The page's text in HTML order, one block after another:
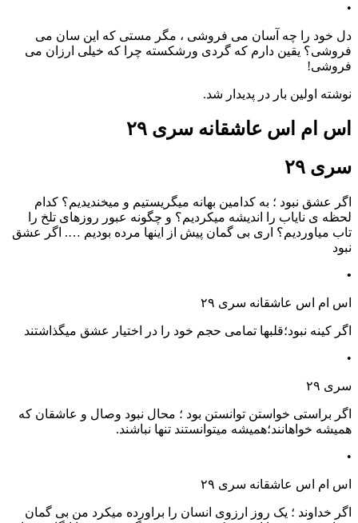
•
دل خود را چه آسان می فروشی ، مگر مستی که این سان می
فروشی؟ یقین دارم که گردی ورشکسته چرا که خیلی ارزان می
فروشی!
نوشته اولین بار در پدیدار شد.
اس ام اس عاشقانه سری ۲۹
سری ۲۹
اگر عشق نبود ؛ به کدامین بهانه میگریستیم و میخندیدیم؟ کدام
لحظه ی نایاب را اندیشه میکردیم؟ و چگونه عبور روزهای تلخ را
تاب میاوردیم؟ اری بی گمان پیش از اینها مرده بودیم …. اگر عشق
نبود
•
اس ام اس عاشقانه سری ۲۹
اگر کینه نبود؛قلبها تمامی حجم خود را در اختیار عشق میگذاشتند
•
سری ۲۹
اگر براستی خواستن توانستن بود ؛ محال نبود وصال و عاشقان که
همیشه خواهانند؛همیشه میتوانستند تنها نباشند.
•
اس ام اس عاشقانه سری ۲۹
اگر خداوند ؛ یک روز ارزوی انسان را براورده میکرد من بی گمان